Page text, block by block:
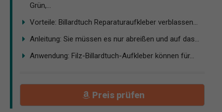
Grün,...
Vorteile: Billardtuch Reparaturaufkleber verblassen...
Anleitung: Sie müssen es nur abreißen und auf das...
Anwendung: Filz-Billardtuch-Aufkleber können für...
Preis prüfen